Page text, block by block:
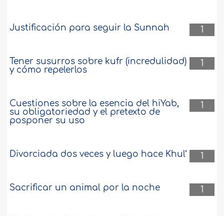
1
Justificación para seguir la Sunnah
1
Tener susurros sobre kufr (incredulidad)
y cómo repelerlos
1
Cuestiones sobre la esencia del hiYab,
su obligatoriedad y el pretexto de
posponer su uso
1
Divorciada dos veces y luego hace Khul‘
1
Sacrificar un animal por la noche